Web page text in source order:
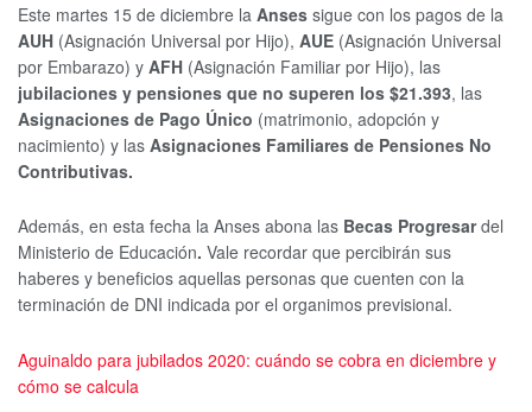
Este martes 15 de diciembre la Anses sigue con los pagos de la
AUH (Asignación Universal por Hijo), AUE (Asignación Universal
por Embarazo) y AFH (Asignación Familiar por Hijo), las
jubilaciones y pensiones que no superen los $21.393, las
Asignaciones de Pago Único (matrimonio, adopción y
nacimiento) y las Asignaciones Familiares de Pensiones No
Contributivas.
Además, en esta fecha la Anses abona las Becas Progresardel
Ministerio de Educación. Vale recordar que percibirán sus
haberes y beneficios aquellas personas que cuenten con la
terminación de DNI indicada por el organimos previsional.
Aguinaldo para jubilados 2020: cuándo se cobra en diciembre y
cómo se calcula